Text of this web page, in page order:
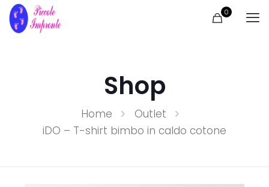
0
Shop
Home
Outlet
iDO – T-shirt bimbo in caldo cotone